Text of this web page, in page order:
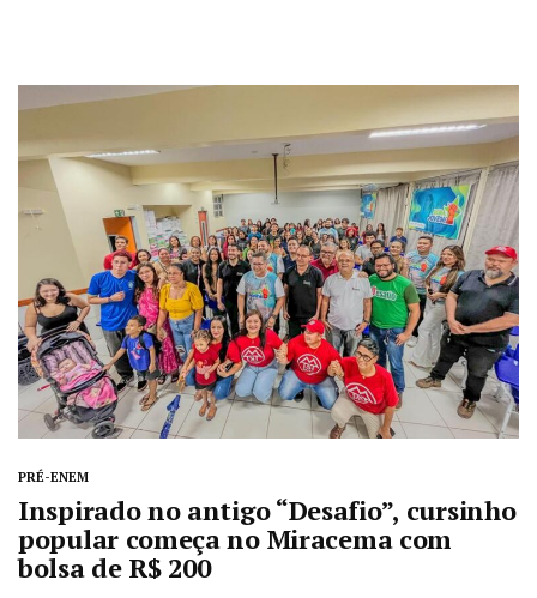
PRÉ-ENEM
Inspirado no antigo “Desafio”, cursinho
popular começa no Miracema com
bolsa de R$ 200